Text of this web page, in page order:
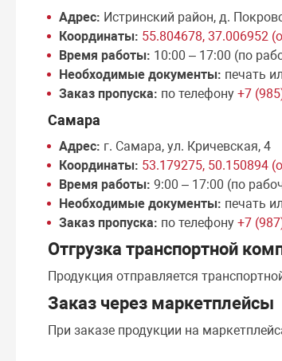
Адрес: Истринский район, д.
Координаты: 55.804678, 37.006952
Время работы: 10:00 – 17:00 (по
Необходимые документы: печать
Заказ пропуска: по телефону+7
Самара
Адрес: г. Самара, ул. Кричевская, 4
Координаты: 53.179275, 50.150894
Время работы: 9:00 – 17:00 (по
Необходимые документы: печать
Заказ пропуска: по телефону+7
Отгрузка транспортной
Продукция отправляется
Заказ через маркетплейсы
При заказе продукции на